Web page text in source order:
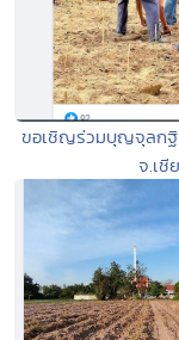
ขอเชิญร่วมบุญจุลกฐิ
จ.เ